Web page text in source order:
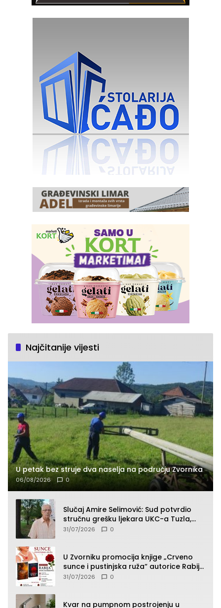
Najčitanije vijesti
U petak bez struje dva naselja na području Zvornika
06/08/2026 0
Slučaj Amire Selimović: Sud potvrdio
stručnu grešku ljekara UKC-a Tuzla,
presudan dokaz ostala obdukcija
31/07/2026 0
U Zvorniku promocija knjige „Crveno
sunce i pustinjska ruža“ autorice Rabije
Avdić-Hamidović
31/07/2026 0
Kvar na pumpnom postrojenju u